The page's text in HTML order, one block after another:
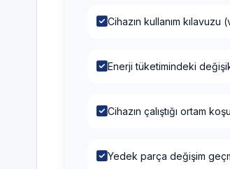
Cihazın kullanım kılavuzu
Enerji tüketimindeki
Cihazın çalıştığı ortam
Yedek parça değişim